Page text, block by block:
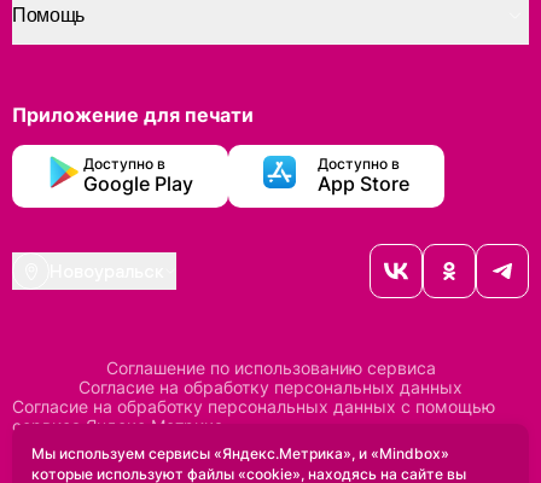
Помощь
Приложение для печати
Доступно в
Google Play
Доступно в
App Store
Соглашение по использованию сервиса
Согласие на обработку персональных данных
Согласие на обработку персональных данных с помощью
сервиса Яндекс Метрика
Согласие на обработку персональных данных с помощью
сервиса Mindbox
Мы используем сервисы «Яндекс.Метрика», и «Mindbox»
которые используют файлы «cookie», находясь на сайте вы